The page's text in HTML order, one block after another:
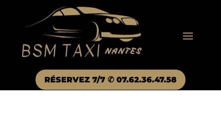
RÉSERVEZ 7/7 ✆ 07.62.36.47.58